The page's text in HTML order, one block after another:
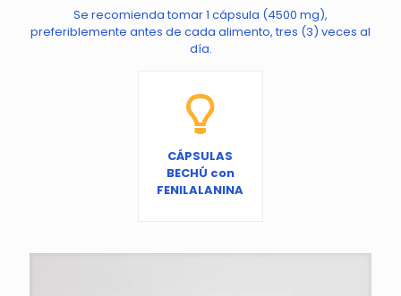
Se recomienda tomar 1 cápsula (4500 mg),
preferiblemente antes de cada alimento, tres (3) veces al
día.
CÁPSULAS
BECHÚ con
FENILALANINA